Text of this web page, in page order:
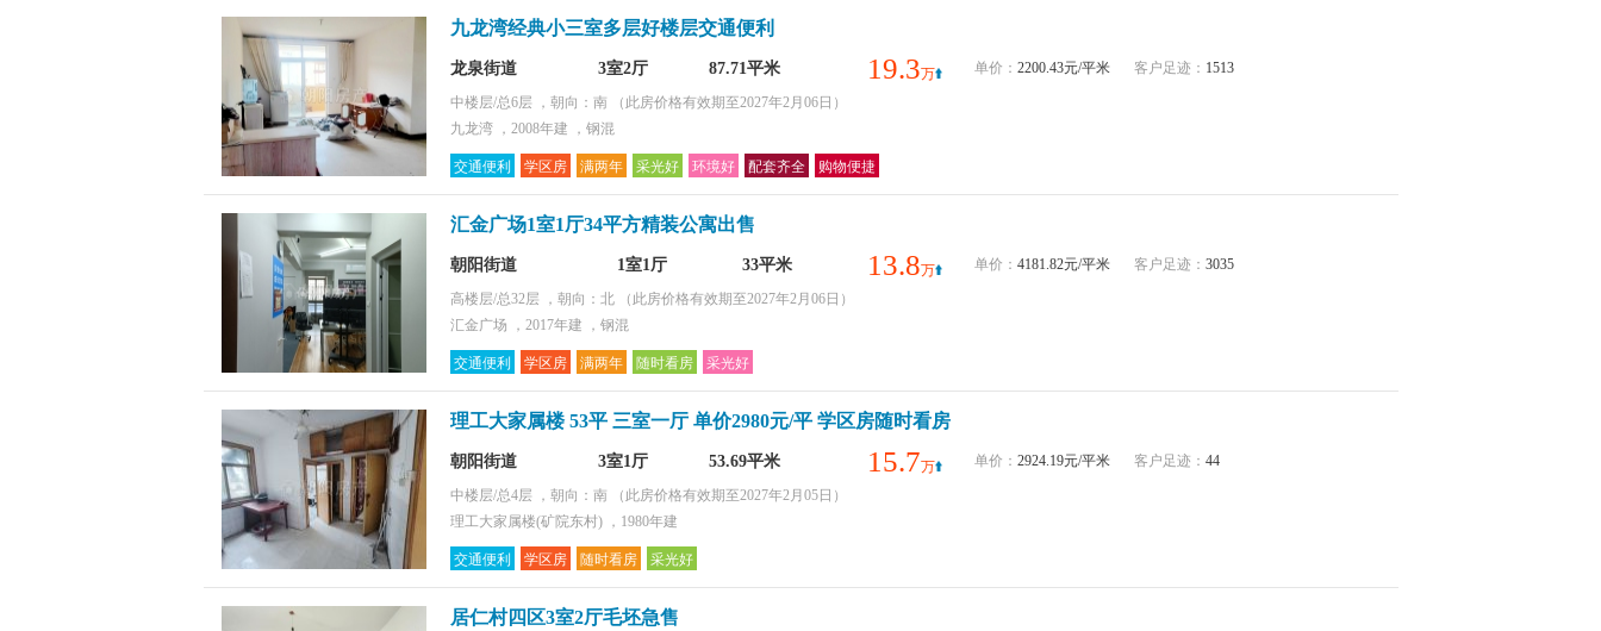
九龙湾经典小三室多层好楼层交通便利
龙泉街道 3室2厅 87.71平米 19.3万 单价： 2200.43元/平米 客户足迹： 1513
中楼层/总6层 ，朝向：南
（此房价格有效期至2027年2月06日）
九龙湾 ，2008年建 ，钢混
交通便利 学区房 满两年 采光好 环境好 配套齐全 购物便捷
汇金广场1室1厅34平方精装公寓出售
朝阳街道 1室1厅 33平米 13.8万 单价： 4181.82元/平米 客户足迹： 3035
高楼层/总32层 ，朝向：北
（此房价格有效期至2027年2月06日）
汇金广场 ，2017年建 ，钢混
交通便利 学区房 满两年 随时看房 采光好
理工大家属楼 53平 三室一厅 单价2980元/平 学区房随时看房
朝阳街道 3室1厅 53.69平米 15.7万 单价： 2924.19元/平米 客户足迹： 44
中楼层/总4层 ，朝向：南
（此房价格有效期至2027年2月05日）
理工大家属楼(矿院东村) ，1980年建
交通便利 学区房 随时看房 采光好
居仁村四区3室2厅毛坯急售